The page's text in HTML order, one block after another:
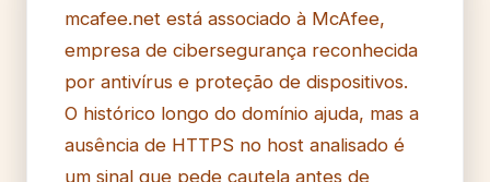
mcafee.net está associado à McAfee,
empresa de cibersegurança reconhecida
por antivírus e proteção de dispositivos.
O histórico longo do domínio ajuda, mas a
ausência de HTTPS no host analisado é
um sinal que pede cautela antes de